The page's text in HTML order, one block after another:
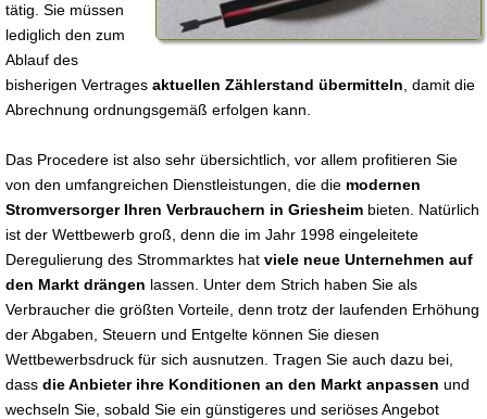
tätig. Sie müssen
lediglich den zum
Ablauf des
bisherigen Vertrages aktuellen Zählerstand übermitteln , damit die
Abrechnung ordnungsgemäß erfolgen kann.
Das Procedere ist also sehr übersichtlich, vor allem profitieren Sie
von den umfangreichen Dienstleistungen, die die modernen
Stromversorger Ihren Verbrauchern in Griesheim bieten. Natürlich
ist der Wettbewerb groß, denn die im Jahr 1998 eingeleitete
Deregulierung des Strommarktes hat viele neue Unternehmen auf
den Markt drängen lassen. Unter dem Strich haben Sie als
Verbraucher die größten Vorteile, denn trotz der laufenden Erhöhung
der Abgaben, Steuern und Entgelte können Sie diesen
Wettbewerbsdruck für sich ausnutzen. Tragen Sie auch dazu bei,
dass die Anbieter ihre Konditionen an den Markt anpassen und
wechseln Sie, sobald Sie ein günstigeres und seriöses Angebot